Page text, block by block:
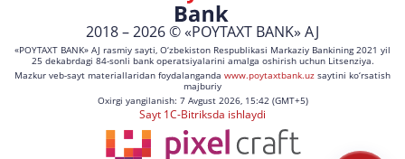
2018 – 2026 © «POYTAXT BANK» AJ
«POYTAXT BANK» AJ rasmiy sayti, O‘zbekiston Respublikasi Markaziy Bankining 2021 yil
25 dekabrdagi 84-sonli bank operatsiyalarini amalga oshirish uchun Litsenziya.
Mazkur veb-sayt materiallaridan foydalanganda www.poytaxtbank.uz saytini ko‘rsatish
majburiy
Oxirgi yangilanish: 7 Avgust 2026, 15:42 (GMT+5)
Sayt 1C-Bitriksda ishlaydi